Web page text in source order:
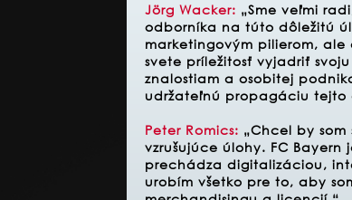
Jörg Wacker: „Sme veľmi
odborníka na túto dôležitú
marketingovým pilierom,
svete príležitosť vyjadriť
znalostiam a osobitej
udržateľnú propagáciu tejto
Peter Romics: „Chcel by
vzrušujúce úlohy. FC
prechádza digitalizáciou,
urobím všetko pre to, aby